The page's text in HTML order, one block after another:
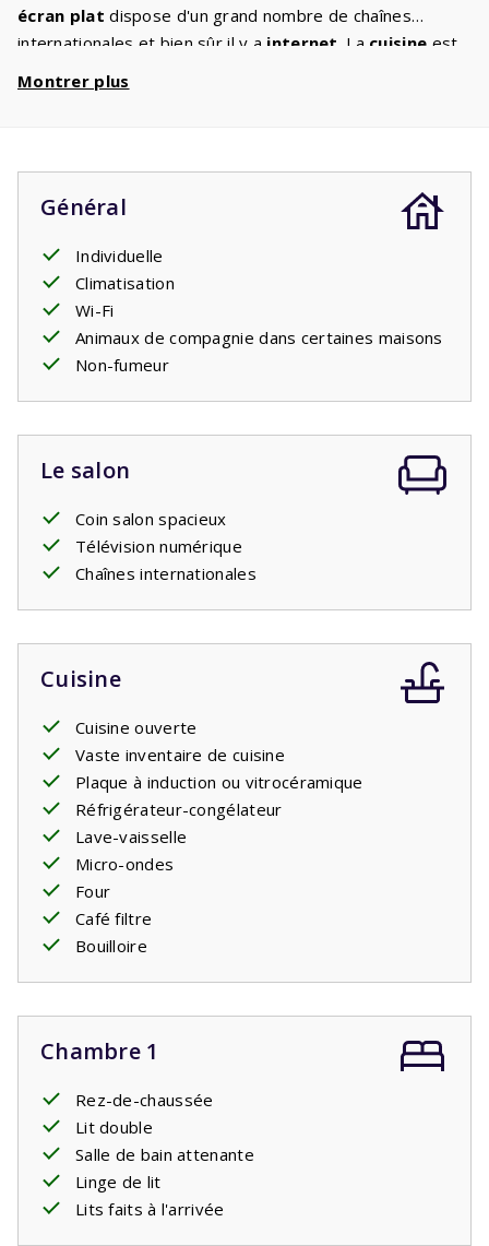
écran plat dispose d'un grand nombre de chaînes
internationales et bien sûr il y a internet . La cuisine est
habitué à la maison. Deux
portes-fenêtres ou des portes coulissantes donnent
accès à uneterrasse
spacieuse avec une pelouse. Les
sont prêtes pour vous afin que vous
puissiez profiter des belles vues qui vous entourent.
Vous pouvez enprofiter
nuit. Un bon livre et un bon verre de vin le complètent.
Votre séjour comprend les lits faits.
Montrer plus
Général
Individuelle
Climatisation
Wi-Fi
Animaux de compagnie dans certaines maisons
Non-fumeur
Le salon
Coin salon spacieux
Télévision numérique
Chaînes internationales
Cuisine
Cuisine ouverte
Vaste inventaire de cuisine
Plaque à induction ou vitrocéramique
Réfrigérateur-congélateur
Lave-vaisselle
Micro-ondes
Four
Café filtre
Bouilloire
Chambre 1
Rez-de-chaussée
Lit double
Salle de bain attenante
Linge de lit
Lits faits à l'arrivée